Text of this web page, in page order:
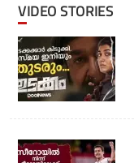
VIDEO STORIES